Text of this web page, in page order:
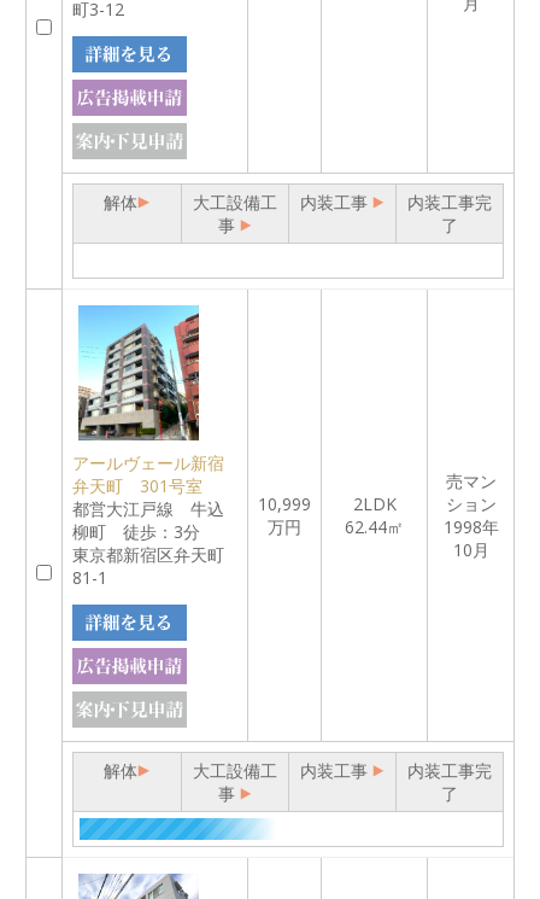
町3-12
解体
大工設備工
事
内装工事
内装工事完
了
アールヴェール新宿
弁天町 301号室
都営大江戸線 牛込
柳町 徒歩：3分
東京都新宿区弁天町
81-1
10,999
万円
2LDK
62.44㎡
売マン
ション
1998年
10月
解体
大工設備工
事
内装工事
内装工事完
了